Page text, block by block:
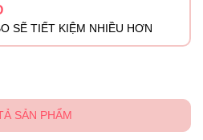
SẼ TIẾT KIỆM NHIỀU HƠN
SẢN PHẨM